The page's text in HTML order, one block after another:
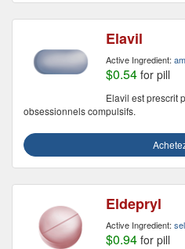
Elavil
Active Ingredient:
$0.54 for pill
Elavil est prescrit
obsessionnels compulsifs.
Eldepryl
Active Ingredient:
$0.94 for pill